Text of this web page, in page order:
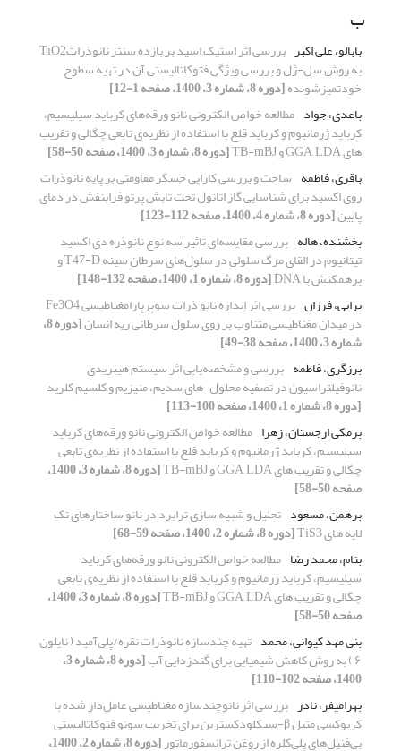
ب
بابالو، علی اکبر بررسی اثر استیک اسید بر بازده سنتز نانوذراتTiO2
به روش سل-ژل و بررسی ویژگی فتوکاتالیستی آن در تهیه سطوح
خودتمیزشونده[دوره 8، شماره 3، 1400، صفحه 1-12]
باعدی، جواد مطالعه خواص الکترونی نانو ورقه‌های کرباید سیلیسیم،
کرباید ژرمانیوم و کرباید قلع با استفاده از نظریه‌ی تابعی چگالی و تقریب
های GGA, LDA و TB-mBJ
[دوره 8، شماره 3، 1400، صفحه 50-58]
باقری، فاطمه ساخت و بررسی کارایی حسگر مقاومتی بر پایه نانوذرات
روی اکسید برای شناسایی گاز اتانول تحت تابش پرتو فرابنفش در دمای
پایین[دوره 8، شماره 4، 1400، صفحه 112-123]
بخشنده، هاله بررسی مقایسه‌ای تاثیر سه نوع نانوذره دی اکسید
تیتانیوم در القای مرگ سلولی در سلول‌های سرطان سینه T47-D و
برهمکنش با DNA
[دوره 8، شماره 1، 1400، صفحه 132-148]
براتی، فرزان
بررسی اثر اندازه نانو ذرات سوپرپارامغناطیسی Fe3O4
در میدان مغناطیسی متناوب بر روی سلول سرطانی ریه انسان [دوره 8،
شماره 3، 1400، صفحه 38-49]
برزگری، فاطمه بررسی و مشخصه‌یابی اثر سیستم هیبریدی
نانوفیلتراسیون در تصفیه محلول-های سدیم، منیزیم و کلسیم کلرید
[دوره 8، شماره 1، 1400، صفحه 100-113]
برمکی ارجستان، زهرا مطالعه خواص الکترونی نانو ورقه‌های کرباید
سیلیسیم، کرباید ژرمانیوم و کرباید قلع با استفاده از نظریه‌ی تابعی
چگالی و تقریب های GGA, LDA و TB-mBJ [دوره 8، شماره 3، 1400،
صفحه 50-58]
برهمن، مسعود تحلیل و شبیه سازی ترابرد در نانو ساختارهای تک
لایه های TiS3
[دوره 8، شماره 2، 1400، صفحه 59-68]
بنام، محمد رضا مطالعه خواص الکترونی نانو ورقه‌های کرباید
سیلیسیم، کرباید ژرمانیوم و کرباید قلع با استفاده از نظریه‌ی تابعی
چگالی و تقریب های GGA, LDA و TB-mBJ [دوره 8، شماره 3، 1400،
صفحه 50-58]
بنی مهد کیوانی، محمد تهیه چندسازه نانوذرات نقره/پلی‌آمید ( نایلون
۶ ) به روش کاهش شیمیایی برای گندزدایی آب [دوره 8، شماره 3،
1400، صفحه 102-110]
بهرامیفر، نادر بررسی اثر نانو‌چندسازه مغناطیسی عامل‌دار شده با
کربوکسی متیل β-‌سیکلودکسترین برای تخریب سونو فتوکاتالیستی
بی‌فنیل‌های پلی‌کلره از روغن ترانسفورماتور [دوره 8، شماره 2، 1400،